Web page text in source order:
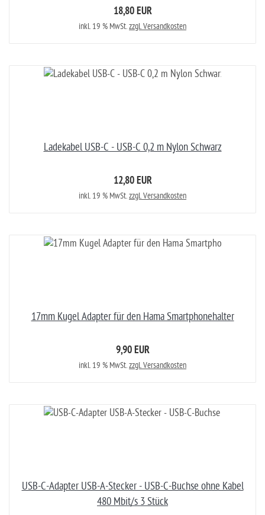
18,80 EUR
inkl. 19 % MwSt.zzgl. Versandkosten
Ladekabel USB-C - USB-C 0,2 m Nylon Schwarz
12,80 EUR
inkl. 19 % MwSt.zzgl. Versandkosten
17mm Kugel Adapter für den Hama Smartphonehalter
9,90 EUR
inkl. 19 % MwSt.zzgl. Versandkosten
USB-C-Adapter USB-A-Stecker - USB-C-Buchse ohne Kabel
480 Mbit/s 3 Stück